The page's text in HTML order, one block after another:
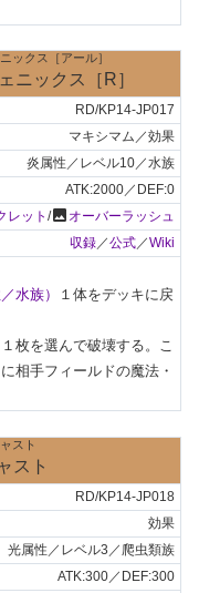
ックス［アール］
ニックス［R］
RD/KP14-JP017
マキシマム／効果
炎属性／レベル10／水族
ATK:2000／DEF:0
レット /photo オーバーラッシュ
収録／公式／Wiki
水族）
１体をデッキに戻
枚を選んで破壊する。こ
相手フィールドの魔法・
スト
スト
RD/KP14-JP018
効果
光属性／レベル3／爬虫類族
ATK:300／DEF:300